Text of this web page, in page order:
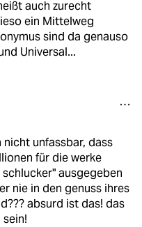
auch zurecht
ein Mittelweg
sind da genauso
Universal...
unfassbar, dass
für die werke
ausgegeben
nie in den genuss ihres
absurd ist das! das